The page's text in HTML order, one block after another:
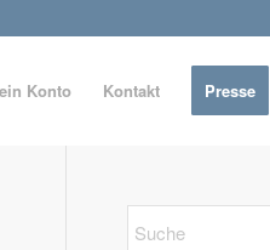
Konto Kontakt Presse